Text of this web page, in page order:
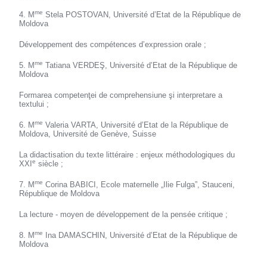
4. Mme Stela POSTOVAN, Université d’Etat de la République de
Moldova
Développement des compétences d’expression orale ;
5. Mme Tatiana VERDEŞ, Université d’Etat de la République de
Moldova
Formarea competenţei de comprehensiune şi interpretare a
textului ;
6. Mme Valeria VARTA, Université d’Etat de la République de
Moldova, Université de Genève, Suisse
La didactisation du texte littéraire : enjeux méthodologiques du
XXIe siècle ;
7. Mme Corina BABICI, Ecole maternelle „Ilie Fulga”, Stauceni,
République de Moldova
La lecture - moyen de développement de la pensée critique ;
8. Mme
Ina DAMASCHIN, Université d’Etat de la République de
Moldova